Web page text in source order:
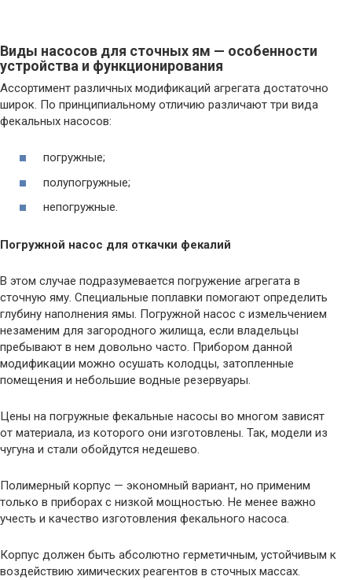
Виды насосов для сточных ям — особенности
устройства и функционирования
Ассортимент различных модификаций агрегата достаточно
широк. По принципиальному отличию различают три вида
фекальных насосов:
погружные;
полупогружные;
непогружные.
Погружной насос для откачки фекалий
В этом случае подразумевается погружение агрегата в
сточную яму. Специальные поплавки помогают определить
глубину наполнения ямы. Погружной насос с измельчением
незаменим для загородного жилища, если владельцы
пребывают в нем довольно часто. Прибором данной
модификации можно осушать колодцы, затопленные
помещения и небольшие водные резервуары.
Цены на погружные фекальные насосы во многом зависят
от материала, из которого они изготовлены. Так, модели из
чугуна и стали обойдутся недешево.
Полимерный корпус — экономный вариант, но применим
только в приборах с низкой мощностью. Не менее важно
учесть и качество изготовления фекального насоса.
Корпус должен быть абсолютно герметичным, устойчивым к
воздействию химических реагентов в сточных массах.